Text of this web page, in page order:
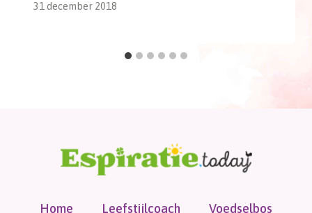
31 december 2018
Home Leefstijlcoach Voedselbos